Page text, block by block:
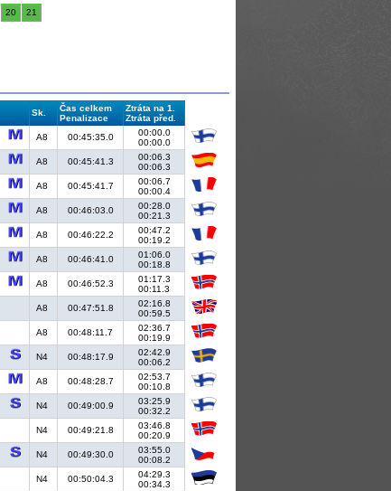
20 21
Sk.
Čas celkem
Penalizace
Ztráta na 1.
Ztráta před.
A8 00:45:35.0
00:00.0
00:00.0
A8 00:45:41.3
00:06.3
00:06.3
A8 00:45:41.7
00:06.7
00:00.4
A8 00:46:03.0
00:28.0
00:21.3
A8 00:46:22.2
00:47.2
00:19.2
A8 00:46:41.0
01:06.0
00:18.8
A8 00:46:52.3
01:17.3
00:11.3
A8 00:47:51.8
02:16.8
00:59.5
A8 00:48:11.7
02:36.7
00:19.9
N4 00:48:17.9
02:42.9
00:06.2
A8 00:48:28.7
02:53.7
00:10.8
N4 00:49:00.9
03:25.9
00:32.2
N4 00:49:21.8
03:46.8
00:20.9
N4 00:49:30.0
03:55.0
00:08.2
N4 00:50:04.3
04:29.3
00:34.3